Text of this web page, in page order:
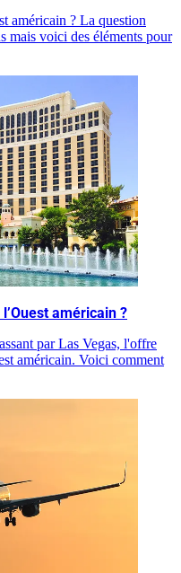
américain ? La question
mais voici des éléments pour
américain ?
par Las Vegas, l'offre
américain. Voici comment